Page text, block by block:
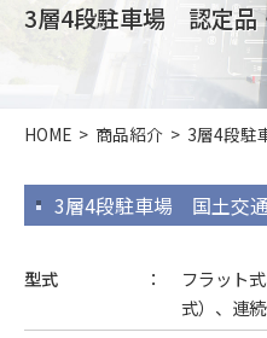
3層4段駐車場 認定品
HOME > 商品紹介 > 3層4段駐
3層4段駐車場 国土交
型式
フラット
式）、連